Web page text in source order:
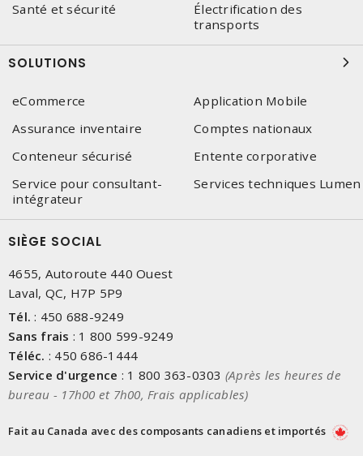
Santé et sécurité
Électrification des
transports
SOLUTIONS
eCommerce
Application Mobile
Assurance inventaire
Comptes nationaux
Conteneur sécurisé
Entente corporative
Service pour consultant-
intégrateur
Services techniques Lumen
SIÈGE SOCIAL
4655, Autoroute 440 Ouest
Laval, QC, H7P 5P9
Tél. : 450 688-9249
Sans frais : 1 800 599-9249
Téléc. : 450 686-1444
Service d'urgence : 1 800 363-0303 (Après les heures de
bureau - 17h00 et 7h00, Frais applicables)
Fait au Canada avec des composants canadiens et importés